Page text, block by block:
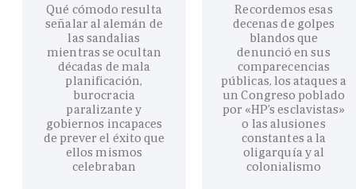
Qué cómodo resulta
señalar al alemán de
las sandalias
mientras se ocultan
décadas de mala
planificación,
burocracia
paralizante y
gobiernos incapaces
de prever el éxito que
ellos mismos
celebraban
Recordemos esas
decenas de golpes
blandos que
denunció en sus
comparecencias
públicas, los ataques a
un Congreso poblado
por «HP’s esclavistas»
o las alusiones
constantes a la
oligarquía y al
colonialismo